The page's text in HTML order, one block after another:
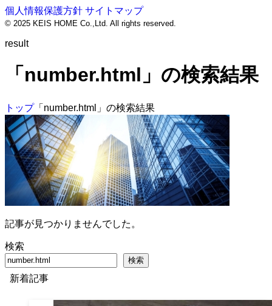
個人情報保護方針 サイトマップ
© 2025 KEIS HOME Co.,Ltd. All rights reserved.
result
「number.html」の検索結果
トップ「number.html」の検索結果
記事が見つかりませんでした。
検索
検索
新着記事